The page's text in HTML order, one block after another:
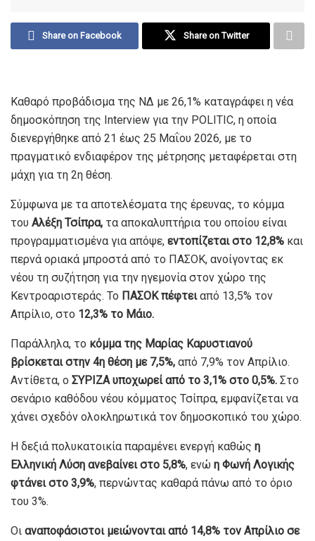
Share on Facebook Share on Twitter
Καθαρό προβάδισμα της ΝΔ με 26,1% καταγράφει η νέα
δημοσκόπηση της Interview για την POLITIC, η οποία
διενεργήθηκε από 21 έως 25 Μαΐου 2026, με το
πραγματικό ενδιαφέρον της μέτρησης μεταφέρεται στη
μάχη για τη 2η θέση.
Σύμφωνα με τα αποτελέσματα της έρευνας, το κόμμα
του Αλέξη Τσίπρα, τα αποκαλυπτήρια του οποίου είναι
προγραμματισμένα για απόψε, εντοπίζεται στο 12,8% και
περνά οριακά μπροστά από το ΠΑΣΟΚ, ανοίγοντας εκ
νέου τη συζήτηση για την ηγεμονία στον χώρο της
Κεντροαριστεράς. Το ΠΑΣΟΚ πέφτειαπό 13,5% τον
Απρίλιο, στο 12,3% το Μάιο.
Παράλληλα, το κόμμα της Μαρίας Καρυστιανού
βρίσκεται στην 4η θέση με 7,5%, από 7,9% τον Απρίλιο.
Αντίθετα, ο ΣΥΡΙΖΑ υποχωρεί από το 3,1% στο 0,5%. Στο
σενάριο καθόδου νέου κόμματος Τσίπρα, εμφανίζεται να
χάνει σχεδόν ολοκληρωτικά τον δημοσκοπικό του χώρο.
Η δεξιά πολυκατοικία παραμένει ενεργή καθώς η
Ελληνική Λύση ανεβαίνει στο 5,8%, ενώ η Φωνή Λογικής
φτάνει στο 3,9%, περνώντας καθαρά πάνω από το όριο
του 3%.
Οι αναποφάσιστοι μειώνονται από 14,8% τον Απρίλιο σε